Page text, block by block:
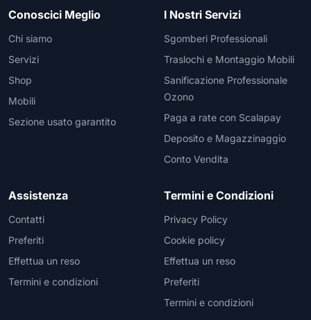
Conoscici Meglio
Chi siamo
Servizi
Shop
Mobili
Sezione usato garantito
I Nostri Servizi
Sgomberi Professionali
Traslochi e Montaggio Mobili
Sanificazione Professionale
Ozono
Paga a rate con Scalapay
Deposito e Magazzinaggio
Conto Vendita
Assistenza
Contatti
Preferiti
Effettua un reso
Termini e condizioni
Termini e Condizioni
Privacy Policy
Cookie policy
Effettua un reso
Preferiti
Termini e condizioni